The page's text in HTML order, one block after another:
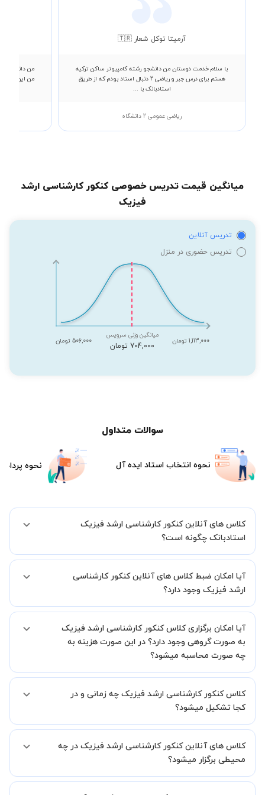
آرمیتا توکل شعار 🇹🇷
با سلام خدمت دوستان من دانشجو رشته کامپیوتر ساکن ترکیه
هستم برای درس جبر و ریاضی 2 دنبال استاد بودم که از طریق
استادبانک با ...
ریاضی عمومی 2 دانشگاه
من دانشجوی
میانگین قیمت تدریس خصوصی کنکور کارشناسی ارشد
فیزیک
تدریس آنلاین
تدریس حضوری در منزل
1,113,000 تومان
میانگین وزنی سرویس
704,000 تومان
506,000 تومان
سوالات متداول
نحوه انتخاب استاد ایده آل نحوه
کلاس های آنلاین کنکور کارشناسی ارشد فیزیک
استادبانک چگونه است؟
شما میدهیم که استاد شما پیش از جلسه تمامی موارد لازم برای برگزاری
یک کلاس آنلاین با کیفیت و مفید را به شما توضیح خواهند داد.
آیا امکان ضبط کلاس های آنلاین کنکور کارشناسی
ارشد فیزیک وجود دارد؟
کنید.
آیا امکان برگزاری کلاس کنکور کارشناسی ارشد فیزیک
به صورت گروهی وجود دارد؟ در این صورت هزینه به
چه صورت محاسبه میشود؟
هستند اما در صورتیکه مایل هستید کلاس ها را در کنار دوستان و یا
آشنایان خود به صورت گروهی برگزار کنید، این امکان وجود دارد. در این
ی کل جلسه اضافه خواهد شد.
کلاس کنکور کارشناسی ارشد فیزیک چه زمانی و در
کجا تشکیل میشود؟
شما و استاد تعیین خواهد شد.
همچنین کلاس های خصوصی به طور کلی در منزل شاگرد برگزار میشود. در
کلاس در یک مکان عمومی مانند کتابخانه با استاد خود هماهنگی لازم را
کلاس های آنلاین کنکور کارشناسی ارشد فیزیک در چه
محیطی برگزار میشود؟